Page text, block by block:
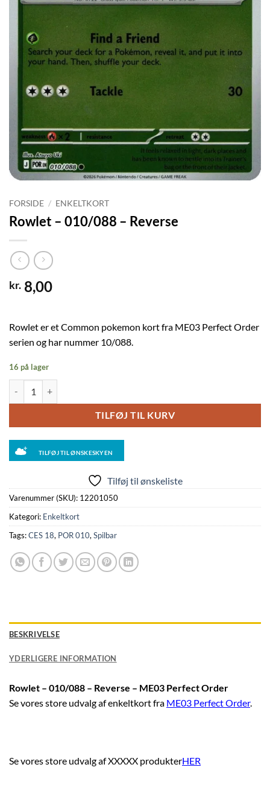
FORSIDE / ENKELTKORT
Rowlet – 010/088 – Reverse
kr. 8,00
Rowlet er et Common pokemon kort fra ME03 Perfect Order
serien og har nummer 10/088.
16 på lager
TILFØJ TIL KURV
TILFØJ TIL ØNSKESKYEN
Tilføj til ønskeliste
Varenummer (SKU): 12201050
Kategori: Enkeltkort
Tags:CES 18, POR 010, Spilbar
BESKRIVELSE
YDERLIGERE INFORMATION
Rowlet – 010/088 – Reverse – ME03 Perfect Order
Se vores store udvalg af enkeltkort fra ME03 Perfect Order.
Se vores store udvalg af XXXXX produkterHER